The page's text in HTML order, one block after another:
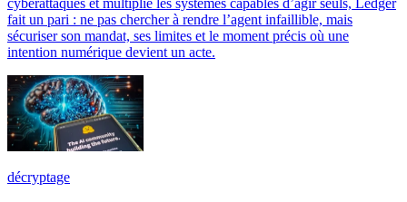
cyberattaques et multiplie les systèmes capables d’agir seuls, Ledger
fait un pari : ne pas chercher à rendre l’agent infaillible, mais
sécuriser son mandat, ses limites et le moment précis où une
intention numérique devient un acte.
décryptage